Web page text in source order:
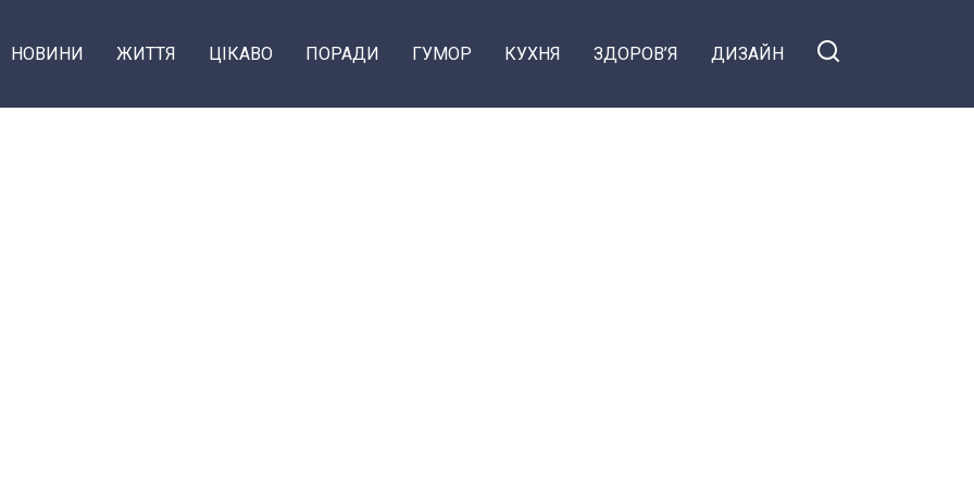
НОВИНИ ЖИТТЯ ЦІКАВО ПОРАДИ ГУМОР КУХНЯ ЗДОРОВ’Я ДИЗАЙН